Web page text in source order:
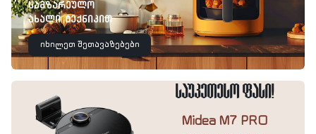
სამზარეულო
ახალი ტექნიკით
იხილეთ შეთავაზებები
საუკეთესო ფასი!
Midea M7 PRO